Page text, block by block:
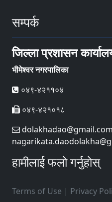
सम्पर्क
जिल्ला प्रशासन
भीमेश्वर नगरपालिका
०४९-४२११०४
०४९-४२१०१८
dolakhadao@gmail.com
हामीलाई फलो गर्नुहोस्
Terms of Use | Privacy